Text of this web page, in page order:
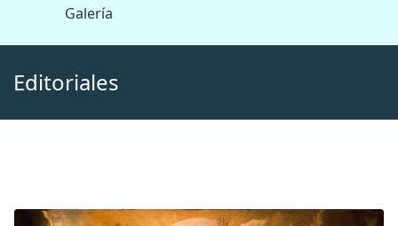
Galería
Editoriales